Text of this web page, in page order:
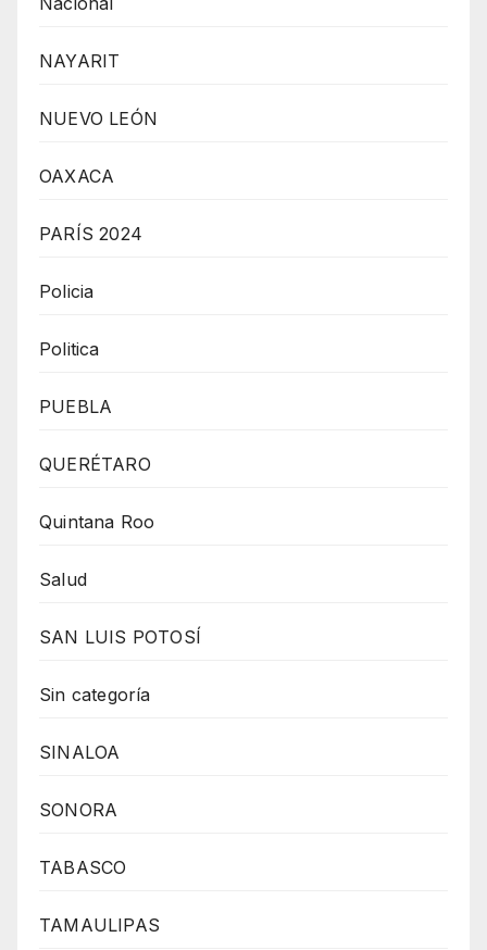
NAYARIT
NUEVO LEÓN
OAXACA
PARÍS 2024
Policia
Politica
PUEBLA
QUERÉTARO
Quintana Roo
Salud
SAN LUIS POTOSÍ
Sin categoría
SINALOA
SONORA
TABASCO
TAMAULIPAS